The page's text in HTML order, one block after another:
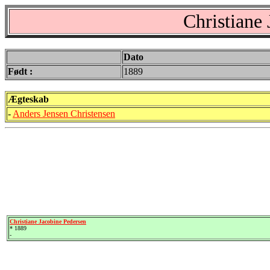
Christiane
Dato
Født :
1889
Ægteskab
- Anders Jensen Christensen
Christiane Jacobine Pedersen
* 1889
-